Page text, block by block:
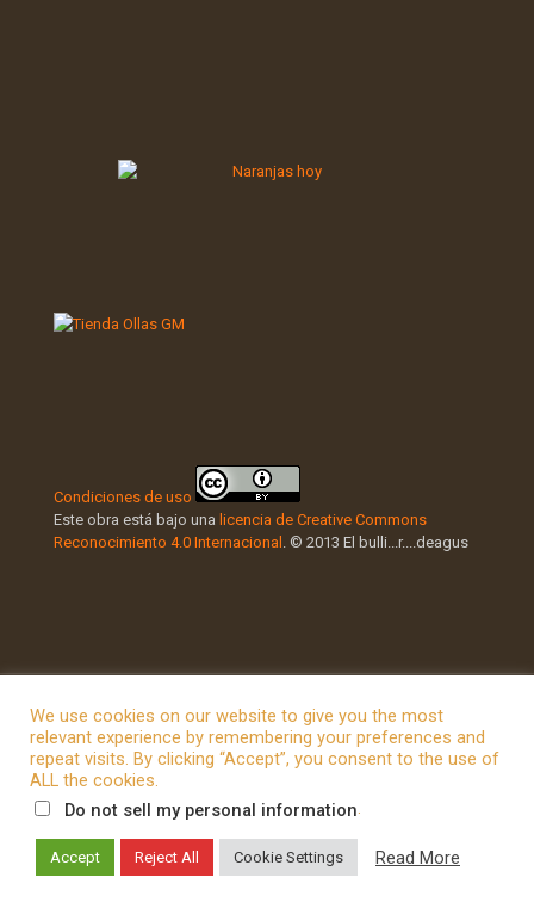
Condiciones de uso
Este obra está bajo una licencia de Creative Commons
Reconocimiento 4.0 Internacional . © 2013 El bulli...r....deagus
© 2026 Betheme by Muffin group
We use cookies on our website to give you the most
relevant experience by remembering your preferences and
repeat visits. By clicking “Accept”, you consent to the use of
ALL the cookies.
Do not sell my personal information.
Accept Reject All Cookie Settings Read More